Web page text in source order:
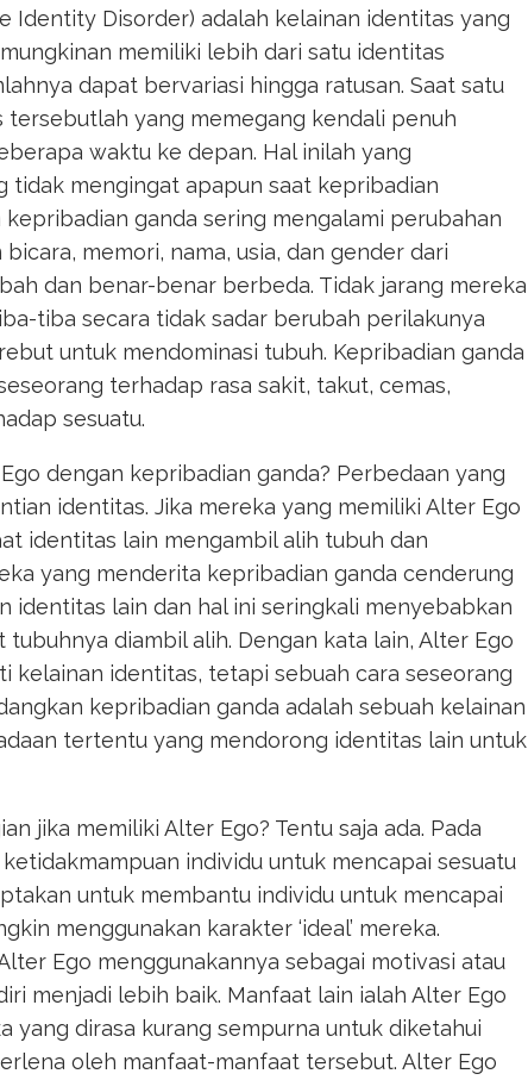
Identity Disorder) adalah kelainan identitas yang
memiliki lebih dari satu identitas
dapat bervariasi hingga ratusan. Saat satu
yang memegang kendali penuh
waktu ke depan. Hal inilah yang
tidak mengingat apapun saat kepribadian
ganda sering mengalami perubahan
memori, nama, usia, dan gender dari
dan benar-benar berbeda. Tidak jarang mereka
tiba secara tidak sadar berubah perilakunya
untuk mendominasi tubuh. Kepribadian ganda
terhadap rasa sakit, takut, cemas,
sesuatu.
dengan kepribadian ganda? Perbedaan yang
identitas. Jika mereka yang memiliki Alter Ego
identitas lain mengambil alih tubuh dan
yang menderita kepribadian ganda cenderung
identitas lain dan hal ini seringkali menyebabkan
diambil alih. Dengan kata lain, Alter Ego
kelainan identitas, tetapi sebuah cara seseorang
kepribadian ganda adalah sebuah kelainan
tertentu yang mendorong identitas lain untuk
jika memiliki Alter Ego? Tentu saja ada. Pada
individu untuk mencapai sesuatu
untuk membantu individu untuk mencapai
menggunakan karakter ‘ideal’ mereka.
Ego menggunakannya sebagai motivasi atau
menjadi lebih baik. Manfaat lain ialah Alter Ego
yang dirasa kurang sempurna untuk diketahui
oleh manfaat-manfaat tersebut. Alter Ego